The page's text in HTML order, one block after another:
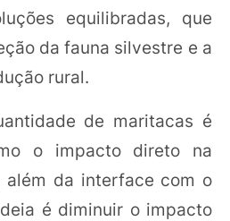
equilibradas, que
da fauna silvestre e a
rural.
de maritacas é
o impacto direto na
além da interface com o
é diminuir o impacto